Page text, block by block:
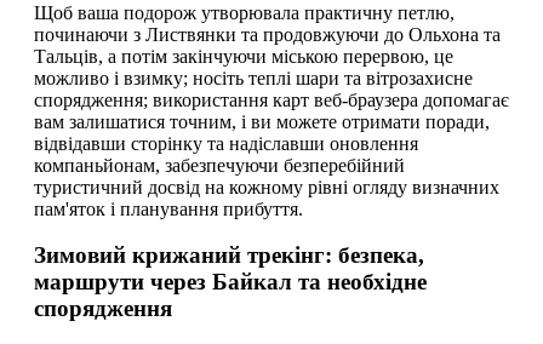
Щоб ваша подорож утворювала практичну петлю,
починаючи з Листвянки та продовжуючи до Ольхона та
Тальців, а потім закінчуючи міською перервою, це
можливо і взимку; носіть теплі шари та вітрозахисне
спорядження; використання карт веб-браузера допомагає
вам залишатися точним, і ви можете отримати поради,
відвідавши сторінку та надіславши оновлення
компаньйонам, забезпечуючи безперебійний
туристичний досвід на кожному рівні огляду визначних
пам'яток і планування прибуття.
Зимовий крижаний трекінг: безпека,
маршрути через Байкал та необхідне
спорядження